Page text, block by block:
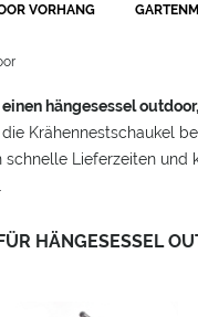
VORHANG
hängesessel outdoor,
Krähennestschaukel
schnelle Lieferzeiten und
HÄNGESESSEL